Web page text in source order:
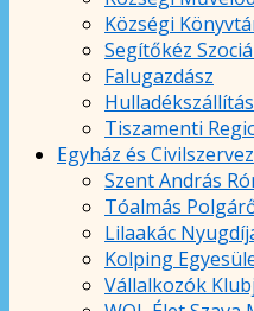
Községi
Segítőkéz
Falugazdász
Hulladékszállítás
Tiszamenti
Egyház és
Szent András
Tóalmás
Lilaakác
Kolping
Vállalkozók